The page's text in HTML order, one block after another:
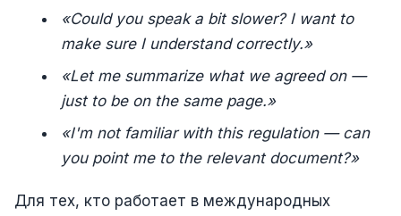
«Could you speak a bit slower? I want to
make sure I understand correctly.»
«Let me summarize what we agreed on —
just to be on the same page.»
«I'm not familiar with this regulation — can
you point me to the relevant document?»
Для тех, кто работает в международных